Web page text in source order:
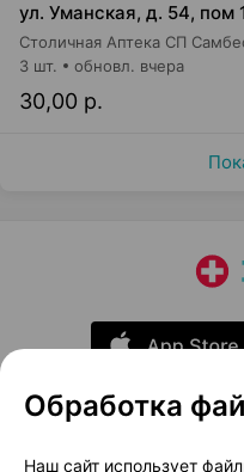
ул. Уманская, д. 54, пом
30,00 р.
3 шт. обновл. вчера
О проекте
Обработка
Наш сайт использует